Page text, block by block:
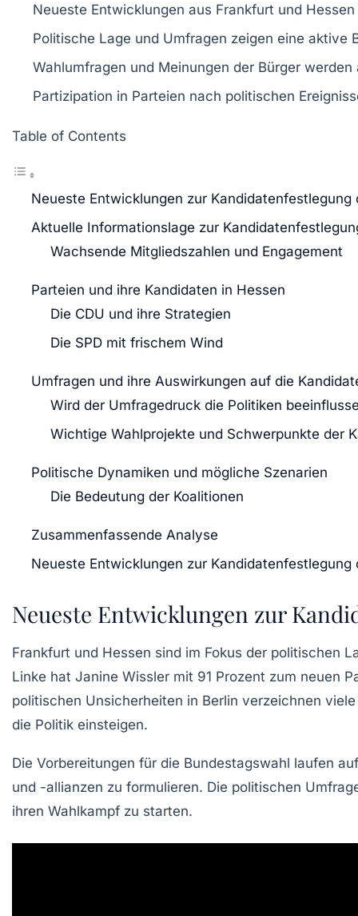
Neueste Entwicklungen aus Frankfurt und Hessen
Politische Lage und Umfragen zeigen eine aktive
Wahlumfragen und Meinungen der Bürger werden
Partizipation in Parteien nach politischen
Table of Contents
Neueste Entwicklungen zur
Aktuelle Informationslage zur
Wachsende Mitgliedszahlen und Engagement
Parteien und ihre Kandidaten in Hessen
Die CDU und ihre Strategien
Die SPD mit frischem Wind
Umfragen und ihre Auswirkungen auf die
Wird der Umfragedruck die Politiken
Wichtige Wahlprojekte und Schwerpunkte der
Politische Dynamiken und mögliche Szenarien
Die Bedeutung der Koalitionen
Zusammenfassende Analyse
Neueste Entwicklungen zur
Neueste Entwicklungen zur
Frankfurt und Hessen sind im Fokus der politischen
Linke hat Janine Wissler mit 91 Prozent zum neuen
politischen Unsicherheiten in Berlin verzeichnen
die Politik einsteigen.
Die Vorbereitungen für die Bundestagswahl laufen
und -allianzen zu formulieren. Die politischen
ihren Wahlkampf zu starten.